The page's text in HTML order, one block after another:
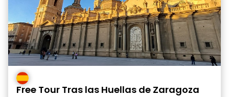
Free Tour Tras las Huellas de Zaragoza